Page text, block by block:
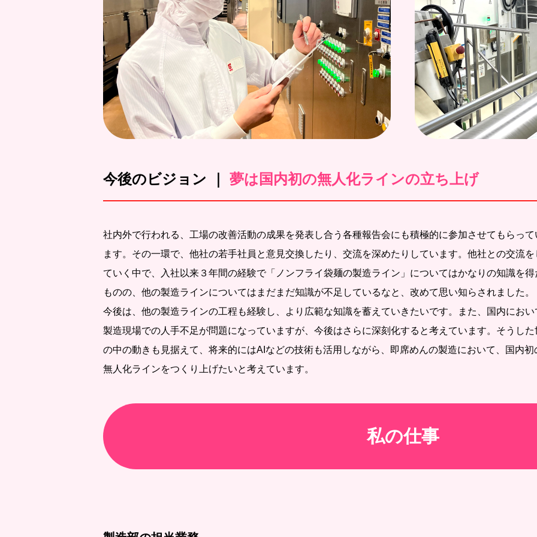
今後のビジョン ｜ 夢は国内初の無人化ラインの立ち上げ
社内外で行われる、工場の改善活動の成果を発表し合う各種報告会にも積極的に参加させてもらって
ます。その一環で、他社の若手社員と意見交換したり、交流を深めたりしています。他社との交流を
ていく中で、入社以来３年間の経験で「ノンフライ袋麺の製造ライン」についてはかなりの知識を得
ものの、他の製造ラインについてはまだまだ知識が不足しているなと、改めて思い知らされました。
今後は、他の製造ラインの工程も経験し、より広範な知識を蓄えていきたいです。また、国内におい
製造現場での人手不足が問題になっていますが、今後はさらに深刻化すると考えています。そうした
の中の動きも見据えて、将来的にはAIなどの技術も活用しながら、即席めんの製造において、国内初
無人化ラインをつくり上げたいと考えています。
私の仕事